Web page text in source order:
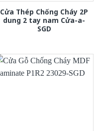
Cửa Thép Chống Cháy 2P
dung 2 tay nam Cửa-a-
SGD